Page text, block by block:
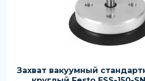
Захват вакуумный